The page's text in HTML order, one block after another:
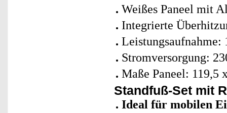
Weißes Paneel mit
Integrierte
Leistungsaufnahme:
Stromversorgung:
Maße Paneel: 119,5
Standfuß-Set mit
Ideal für mobilen